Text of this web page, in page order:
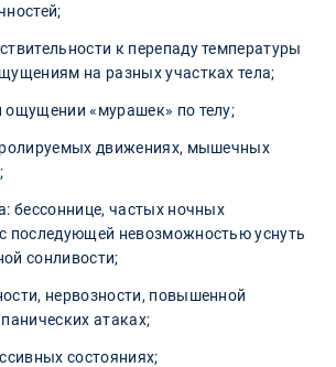
к перепаду температуры
на разных участках тела;
ощущении «мурашек» по телу;
движениях, мышечных
бессоннице, частых ночных
последующей невозможностью уснуть
сонливости;
нервозности, повышенной
атаках;
состояниях;